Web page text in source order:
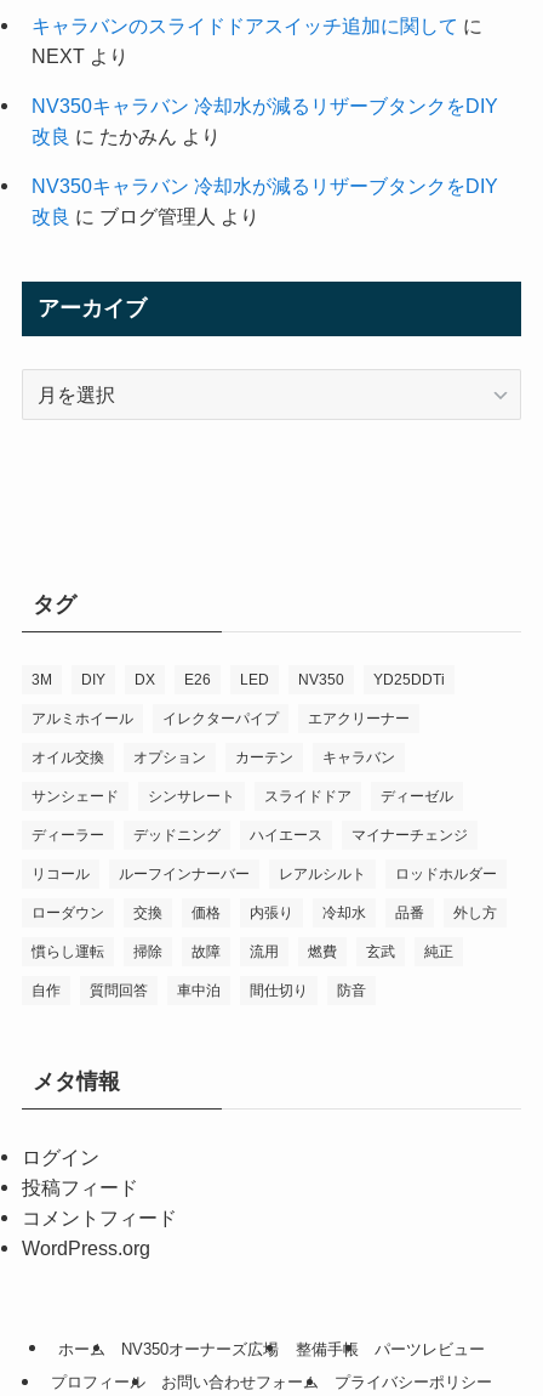
キャラバンのスライドドアスイッチ追加に関して に
NEXTより
NV350キャラバン 冷却水が減るリザーブタンクをDIY
改良 に たかみん より
NV350キャラバン 冷却水が減るリザーブタンクをDIY
改良 に ブログ管理人 より
アーカイブ
タグ
3M DIY DX E26 LED NV350 YD25DDTi
アルミホイール イレクターパイプ エアクリーナー
オイル交換 オプション カーテン キャラバン
サンシェード シンサレート スライドドア ディーゼル
ディーラー デッドニング ハイエース マイナーチェンジ
リコール ルーフインナーバー レアルシルト ロッドホルダー
ローダウン 交換 価格 内張り 冷却水 品番 外し方
慣らし運転 掃除 故障 流用 燃費 玄武 純正
自作 質問回答 車中泊 間仕切り 防音
メタ情報
ログイン
投稿フィード
コメントフィード
WordPress.org
ホーム NV350オーナーズ広場 整備手帳
パーツレビュー
プロフィール
お問い合わせフォーム プライバシーポリシー